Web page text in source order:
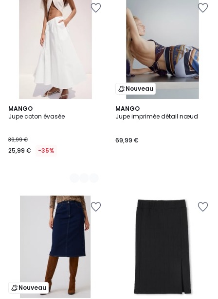
MANGO
Jupe coton évasée
39,99 €
25,99 € -35%
3
Couleurs
Nouveau
MANGO
Jupe imprimée détail nœud
69,99 €
Nouveau